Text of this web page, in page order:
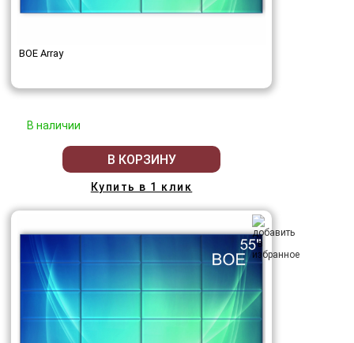
BOE Array
В наличии
В КОРЗИНУ
Купить в 1 клик